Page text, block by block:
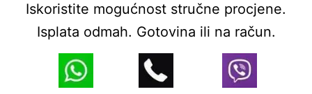
Iskoristite mogućnost stručne procjene.
Isplata odmah. Gotovina ili na račun.